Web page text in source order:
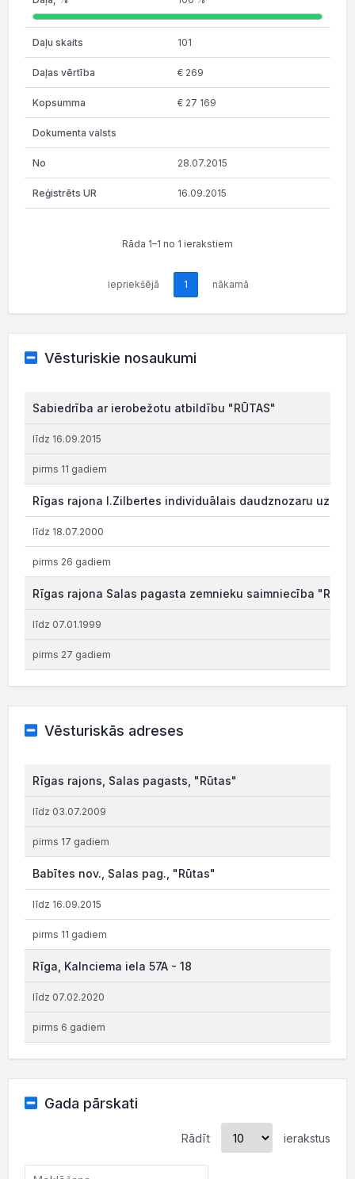
101
€ 269
€ 27 169
28.07.2015
16.09.2015
Rāda 1–1 no 1 ierakstiem
iepriekšējā 1 nākamā
Vēsturiskie nosaukumi
Sabiedrība ar ierobežotu atbildību "RŪTAS"
līdz 16.09.2015
pirms 11 gadiem
Rīgas rajona I.Zilbertes individuālais daudznozaru
līdz 18.07.2000
pirms 26 gadiem
Rīgas rajona Salas pagasta zemnieku saimniecība
līdz 07.01.1999
pirms 27 gadiem
Vēsturiskās adreses
Rīgas rajons, Salas pagasts, "Rūtas"
līdz 03.07.2009
pirms 17 gadiem
Babītes nov., Salas pag., "Rūtas"
līdz 16.09.2015
pirms 11 gadiem
Rīga, Kalnciema iela 57A - 18
līdz 07.02.2020
pirms 6 gadiem
Gada pārskati
Rādīt ierakstus